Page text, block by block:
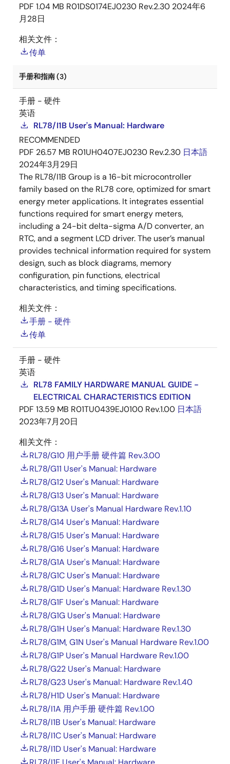
PDF 1.04 MB R01DS0174EJ0230 Rev.2.30 2024年6
月28日
相关文件：
传单
手册和指南 (3)
手册 - 硬件
英语
RL78/I1B User's Manual: Hardware
RECOMMENDED
PDF 26.57 MB R01UH0407EJ0230 Rev.2.30 日本語
2024年3月29日
The RL78/I1B Group is a 16-bit microcontroller
family based on the RL78 core, optimized for smart
energy meter applications. It integrates essential
functions required for smart energy meters,
including a 24-bit delta-sigma A/D converter, an
RTC, and a segment LCD driver. The user’s manual
provides technical information required for system
design, such as block diagrams, memory
configuration, pin functions, electrical
characteristics, and timing specifications.
相关文件：
手册 - 硬件
传单
手册 - 硬件
英语
RL78 FAMILY HARDWARE MANUAL GUIDE -
ELECTRICAL CHARACTERISTICS EDITION
PDF 13.59 MB R01TU0439EJ0100 Rev.1.00 日本語
2023年7月20日
相关文件：
RL78/G10 用户手册 硬件篇 Rev.3.00
RL78/G11 User's Manual: Hardware
RL78/G12 User's Manual: Hardware
RL78/G13 User's Manual: Hardware
RL78/G13A User's Manual Hardware Rev.1.10
RL78/G14 User's Manual: Hardware
RL78/G15 User's Manual: Hardware
RL78/G16 User's Manual: Hardware
RL78/G1A User's Manual: Hardware
RL78/G1C User's Manual: Hardware
RL78/G1D User's Manual: Hardware Rev.1.30
RL78/G1F User's Manual: Hardware
RL78/G1G User's Manual: Hardware
RL78/G1H User's Manual: Hardware Rev.1.30
RL78/G1M, G1N User's Manual Hardware Rev.1.00
RL78/G1P User's Manual Hardware Rev.1.00
RL78/G22 User's Manual: Hardware
RL78/G23 User's Manual: Hardware Rev.1.40
RL78/H1D User's Manual: Hardware
RL78/I1A 用户手册 硬件篇 Rev.1.00
RL78/I1B User's Manual: Hardware
RL78/I1C User's Manual: Hardware
RL78/I1D User's Manual: Hardware